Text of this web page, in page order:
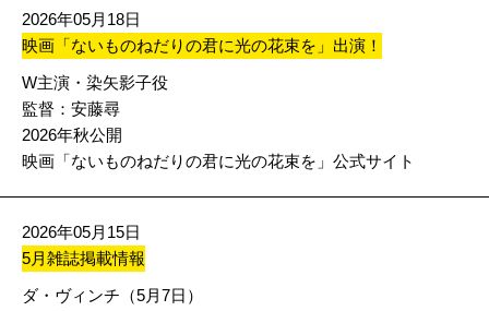
2026年05月18日
映画「ないものねだりの君に光の花束を」出演！
W主演・染矢影子役
監督：安藤尋
2026年秋公開
映画「ないものねだりの君に光の花束を」公式サイト
2026年05月15日
5月雑誌掲載情報
ダ・ヴィンチ（5月7日）